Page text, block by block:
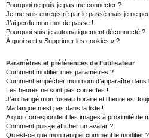
Pourquoi ne puis-je pas me connecter ?
Je me suis enregistré par le passé mais je ne
J’ai perdu mon mot de passe !
Pourquoi suis-je automatiquement déconnecté ?
À quoi sert « Supprimer les cookies » ?
Paramètres et préférences de l’utilisateur
Comment modifier mes paramètres ?
Comment empêcher mon nom d’apparaître
Les heures ne sont pas correctes !
J’ai changé mon fuseau horaire et l’heure est
Ma langue n’est pas dans la liste !
A quoi correspondent les images à proximité de
Comment puis-je afficher un avatar ?
Qu’est-ce que mon rang et comment le modifier ?